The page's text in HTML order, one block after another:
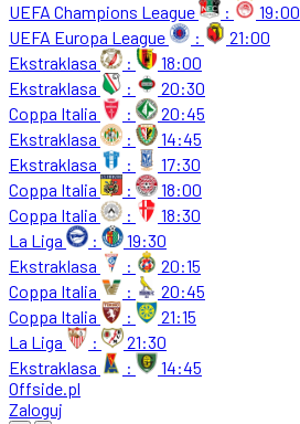
UEFA Champions League
:
19:00
UEFA Europa League
:
21:00
Ekstraklasa
:
18:00
Ekstraklasa
:
20:30
Coppa Italia
:
20:45
Ekstraklasa
:
14:45
Ekstraklasa
:
17:30
Coppa Italia
:
18:00
Coppa Italia
:
18:30
La Liga
:
19:30
Ekstraklasa
:
20:15
Coppa Italia
:
20:45
Coppa Italia
:
21:15
La Liga
:
21:30
Ekstraklasa
:
14:45
Offside.pl
Zaloguj